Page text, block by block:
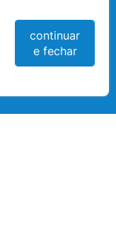
continuar
e fechar